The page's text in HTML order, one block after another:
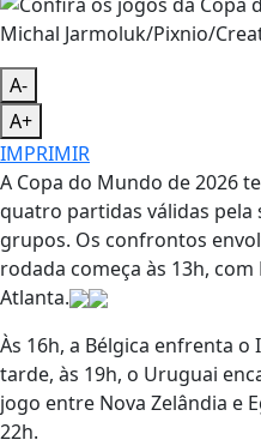
Michal Jarmoluk/Pixnio/
A-
A+
IMPRIMIR
A Copa do Mundo de 2026
quatro partidas válidas pela
grupos. Os confrontos
rodada começa às 13h,
Atlanta.
Às 16h, a Bélgica enfrenta o
tarde, às 19h, o Uruguai
jogo entre Nova Zelândia e
22h.